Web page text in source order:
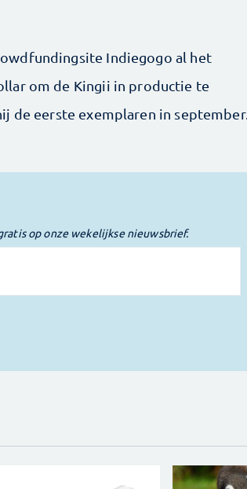
Indiegogo al het
om de Kingii in productie te
de eerste exemplaren in september.
op onze wekelijkse nieuwsbrief.